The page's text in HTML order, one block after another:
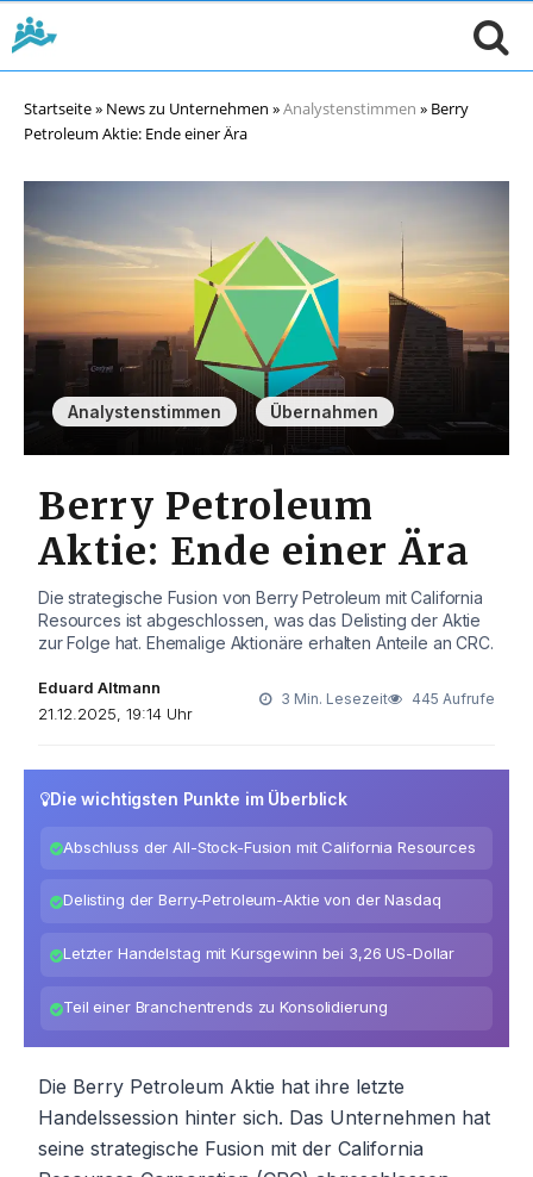
Startseite» News zu Unternehmen »Analystenstimmen » Berry
Petroleum Aktie: Ende einer Ära
Analystenstimmen Übernahmen
Berry Petroleum
Aktie: Ende einer Ära
Die strategische Fusion von Berry Petroleum mit California
Resources ist abgeschlossen, was das Delisting der Aktie
zur Folge hat. Ehemalige Aktionäre erhalten Anteile an CRC.
Eduard Altmann
21.12.2025, 19:14 Uhr
3 Min. Lesezeit 445 Aufrufe
Die wichtigsten Punkte im Überblick
Abschluss der All-Stock-Fusion mit California Resources
Delisting der Berry-Petroleum-Aktie von der Nasdaq
Letzter Handelstag mit Kursgewinn bei 3,26 US-Dollar
Teil einer Branchentrends zu Konsolidierung
Die Berry Petroleum Aktie hat ihre letzte
Handelssession hinter sich. Das Unternehmen hat
seine strategische Fusion mit der California